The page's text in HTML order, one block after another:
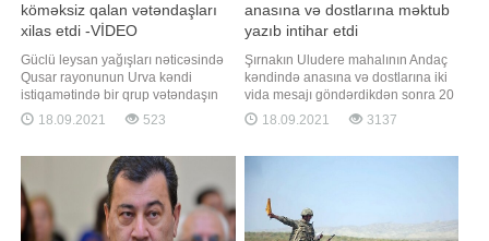
köməksiz qalan vətəndaşları
xilas etdi -VİDEO
Güclü leysan yağışları nəticəsində
Qusar rayonunun Urva kəndi
istiqamətində bir qrup vətəndaşın
köməksiz vəziyyətdə qalması
barədə Fövqəladə Hallar
xəttinə məlumat daxil olub. -ın
Fövqəladə Hallar Nazirliyinin (FHN)
saytına istinadən verdiyi xəbərinə
görə
18.09.2021 523
anasına və dostlarına məktub
yazıb intihar etdi
Şırnakın Uludere mahalının Andaç
kəndində anasına və dostlarına iki
vida mesajı göndərdikdən sonra 20
yaşlı bir gənc 35 metr yüksəklikdəki
uçurumdan tullanaraq intihar edib.
ayırmadan köçüb getdim"
18.09.2021 3137